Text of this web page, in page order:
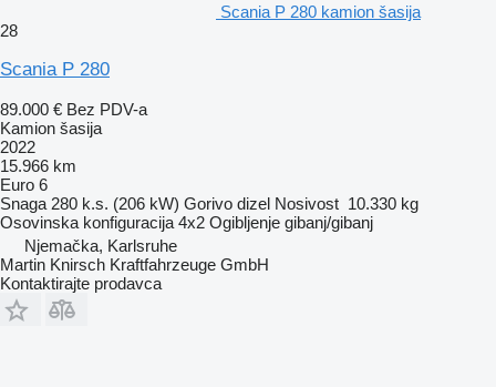
Scania P 280 kamion šasija
28
Scania P 280
89.000 € Bez PDV-a
Kamion šasija
2022
15.966 km
Euro 6
Snaga 280 k.s. (206 kW) Gorivo dizel Nosivost 10.330 kg
Osovinska konfiguracija 4x2 Ogibljenje gibanj/gibanj
Njemačka, Karlsruhe
Martin Knirsch Kraftfahrzeuge GmbH
Kontaktirajte prodavca